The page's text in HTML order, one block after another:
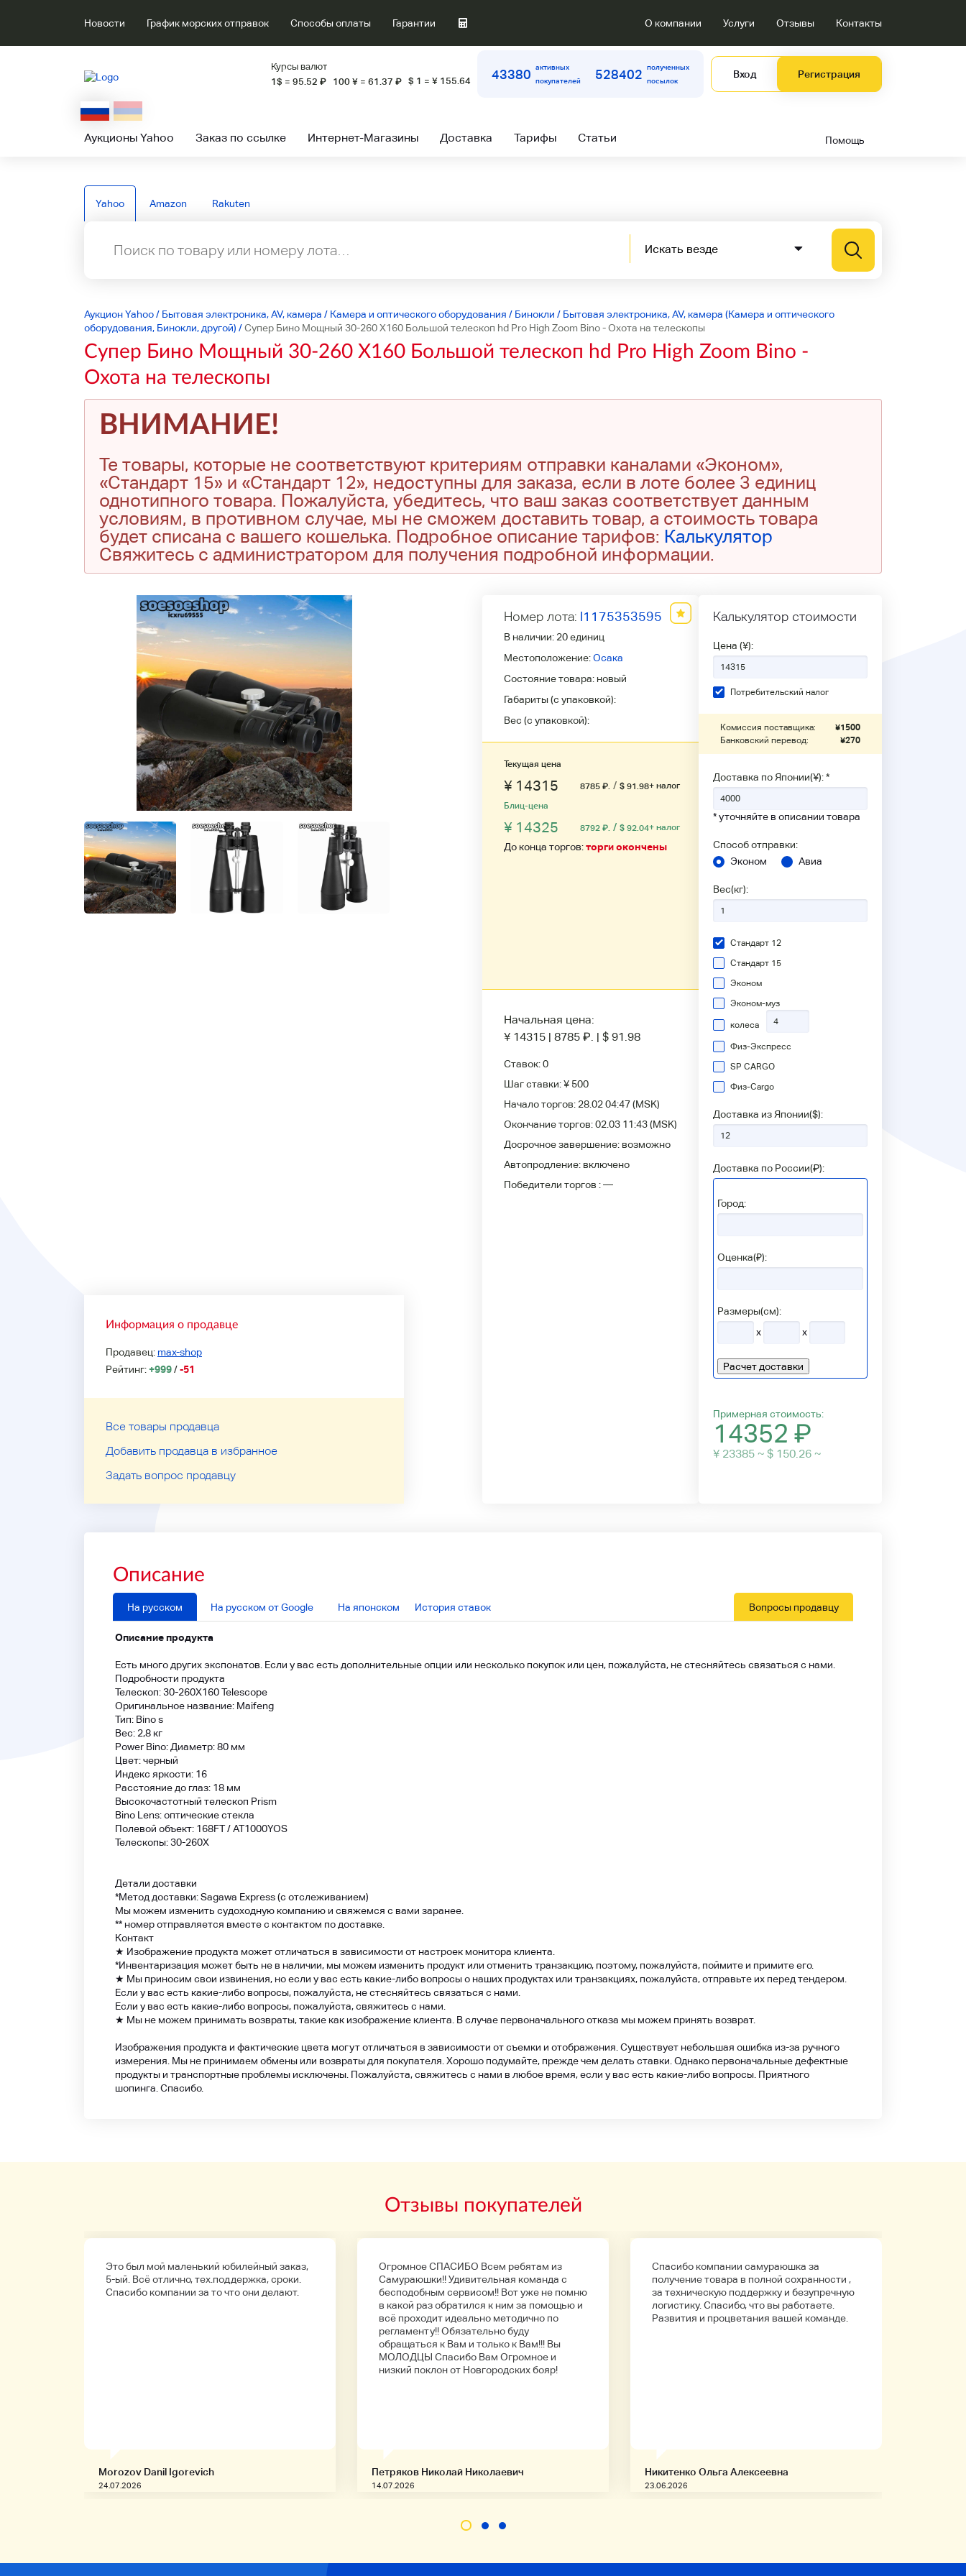
Новости График морских отправок Способы оплаты Гарантии О компании Услуги Отзывы Контакты
Курсы валют
1$ = 95.52 ₽ 100 ¥ = 61.37 ₽ $ 1 = ¥ 155.64 43380
активных
покупателей
528402
полученных
посылок
Вход Регистрация
Аукционы Yahoo Заказ по ссылке Интернет-Магазины Доставка Тарифы Статьи Помощь
Yahoo Amazon Rakuten
Аукцион Yahoo/ Бытовая электроника, AV, камера / Камера и оптического оборудования / Бинокли / Бытовая электроника, AV, камера (Камера и оптического
оборудования, Бинокли, другой) /Супер Бино Мощный 30-260 X160 Большой телескоп hd Pro High Zoom Bino - Охота на телескопы
Супер Бино Мощный 30-260 X160 Большой телескоп hd Pro High Zoom Bino -
Охота на телескопы
ВНИМАНИЕ!
Те товары, которые не соответствуют критериям отправки каналами «Эконом»,
«Стандарт 15» и «Стандарт 12», недоступны для заказа, если в лоте более 3 единиц
однотипного товара. Пожалуйста, убедитесь, что ваш заказ соответствует данным
условиям, в противном случае, мы не сможем доставить товар, а стоимость товара
будет списана с вашего кошелька. Подробное описание тарифов: Калькулятор
Свяжитесь с администратором для получения подробной информации.
Информация о продавце
Продавец: max-shop
Рейтинг:+999/-51
Все товары продавца
Добавить продавца в избранное
Задать вопрос продавцу
Номер лота: l1175353595
В наличии: 20 единиц
Местоположение:Осака
Состояние товара: новый
Габариты (с упаковкой):
Вес (с упаковкой):
Текущая цена
¥ 14315 8785 ₽. / $ 91.98+ налог
Блиц-цена
¥ 14325 8792 ₽. / $ 92.04+ налог
До конца торгов:торги окончены
Начальная цена:
¥ 14315 | 8785 ₽. | $ 91.98
Ставок:0
Шаг ставки:¥ 500
Начало торгов: 28.02 04:47(MSK)
Окончание торгов:02.03 11:43(MSK)
Досрочное завершение: возможно
Автопродление: включено
Победители торгов :—
Калькулятор стоимости
Цена (¥):
Потребительский налог
Комиссия поставщика: ¥1500
Банковский перевод:
¥270
Доставка по Японии(¥): *
* уточняйте в описании товара
Способ отправки:
Эконом
Авиа
Вес(кг):
Стандарт 12
Стандарт 15
Эконом
Эконом-муз
колеса
Физ-Экспресс
SP CARGO
Физ-Сargo
Доставка из Японии($):
Доставка по России(₽):
Город:
Оценка(₽):
Размеры(см):
x
x
Расчет доставки
Примерная стоимость:
14352 ₽
¥ 23385 ~ $ 150.26 ~
Описание
На русском На русском от Google На японском История ставок Вопросы продавцу
Описание продукта
Есть много других экспонатов. Если у вас есть дополнительные опции или несколько покупок или цен, пожалуйста, не стесняйтесь связаться с нами.
Подробности продукта
Телескоп: 30-260X160 Telescope
Оригинальное название: Maifeng
Тип: Bino s
Вес: 2,8 кг
Power Bino: Диаметр: 80 мм
Цвет: черный
Индекс яркости: 16
Расстояние до глаз: 18 мм
Высокочастотный телескоп Prism
Bino Lens: оптические стекла
Полевой объект: 168FT / AT1000YOS
Телескопы: 30-260X
Детали доставки
*Метод доставки: Sagawa Express (с отслеживанием)
Мы можем изменить судоходную компанию и свяжемся с вами заранее.
** номер отправляется вместе с контактом по доставке.
Контакт
★ Изображение продукта может отличаться в зависимости от настроек монитора клиента.
*Инвентаризация может быть не в наличии, мы можем изменить продукт или отменить транзакцию, поэтому, пожалуйста, поймите и примите его.
★ Мы приносим свои извинения, но если у вас есть какие-либо вопросы о наших продуктах или транзакциях, пожалуйста, отправьте их перед тендером.
Если у вас есть какие-либо вопросы, пожалуйста, не стесняйтесь связаться с нами.
Если у вас есть какие-либо вопросы, пожалуйста, свяжитесь с нами.
★ Мы не можем принимать возвраты, такие как изображение клиента. В случае первоначального отказа мы можем принять возврат.
Изображения продукта и фактические цвета могут отличаться в зависимости от съемки и отображения. Существует небольшая ошибка из-за ручного
измерения. Мы не принимаем обмены или возвраты для покупателя. Хорошо подумайте, прежде чем делать ставки. Однако первоначальные дефектные
продукты и транспортные проблемы исключены. Пожалуйста, свяжитесь с нами в любое время, если у вас есть какие-либо вопросы. Приятного
шопинга. Спасибо.
Отзывы покупателей
Это был мой маленький юбилейный заказ,
5-ый. Всё отлично, тех.поддержка, сроки.
Спасибо компании за то что они делают.
Morozov Danil Igorevich
24.07.2026
Огромное СПАСИБО Всем ребятам из
Самураюшки!! Удивительная команда с
бесподобным сервисом!! Вот уже не помню
в какой раз обратился к ним за помощью и
всё проходит идеально методично по
регламенту!! Обязательно буду
обращаться к Вам и только к Вам!!! Вы
МОЛОДЦЫ Спасибо Вам Огромное и
низкий поклон от Новгородских бояр!
Петряков Николай Николаевич
14.07.2026
Спасибо компании самураюшка за
получение товара в полной сохранности ,
за техническую поддержку и безупречную
логистику. Спасибо, что вы работаете.
Развития и процветания вашей команде.
Никитенко Ольга Алексеевна
23.06.2026